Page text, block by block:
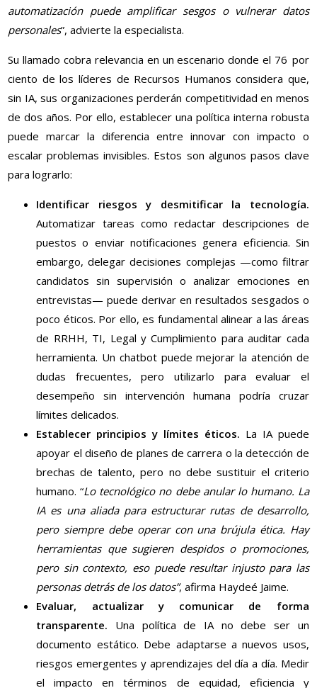
automatización puede amplificar sesgos o vulnerar datos
personales”, advierte la especialista.
Su llamado cobra relevancia en un escenario donde el 76 por
ciento de los líderes de Recursos Humanos considera que,
sin IA, sus organizaciones perderán competitividad en menos
de dos años. Por ello, establecer una política interna robusta
puede marcar la diferencia entre innovar con impacto o
escalar problemas invisibles. Estos son algunos pasos clave
para lograrlo:
Identificar riesgos y desmitificar la tecnología.
Automatizar tareas como redactar descripciones de
puestos o enviar notificaciones genera eficiencia. Sin
embargo, delegar decisiones complejas —como filtrar
candidatos sin supervisión o analizar emociones en
entrevistas— puede derivar en resultados sesgados o
poco éticos. Por ello, es fundamental alinear a las áreas
de RRHH, TI, Legal y Cumplimiento para auditar cada
herramienta. Un chatbot puede mejorar la atención de
dudas frecuentes, pero utilizarlo para evaluar el
desempeño sin intervención humana podría cruzar
límites delicados.
Establecer principios y límites éticos. La IA puede
apoyar el diseño de planes de carrera o la detección de
brechas de talento, pero no debe sustituir el criterio
humano. “Lo tecnológico no debe anular lo humano. La
IA es una aliada para estructurar rutas de desarrollo,
pero siempre debe operar con una brújula ética. Hay
herramientas que sugieren despidos o promociones,
pero sin contexto, eso puede resultar injusto para las
personas detrás de los datos”, afirma Haydeé Jaime.
Evaluar, actualizar y comunicar de forma
transparente. Una política de IA no debe ser un
documento estático. Debe adaptarse a nuevos usos,
riesgos emergentes y aprendizajes del día a día. Medir
el impacto en términos de equidad, eficiencia y